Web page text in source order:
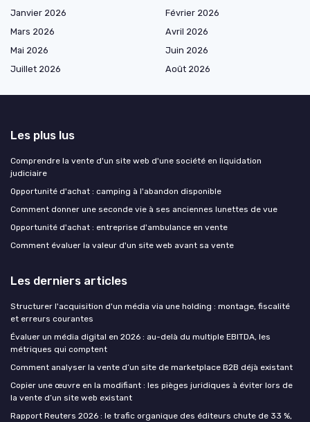
Janvier 2026
Février 2026
Mars 2026
Avril 2026
Mai 2026
Juin 2026
Juillet 2026
Août 2026
Les plus lus
Comprendre la vente d'un site web d'une société en liquidation
judiciaire
Opportunité d'achat : camping à l'abandon disponible
Comment donner une seconde vie à ses anciennes lunettes de vue
Opportunité d'achat : entreprise d'ambulance en vente
Comment évaluer la valeur d'un site web avant sa vente
Les derniers articles
Structurer l'acquisition d'un média via une holding : montage, fiscalité
et erreurs courantes
Évaluer un média digital en 2026 : au-delà du multiple EBITDA, les
métriques qui comptent
Comment analyser la vente d’un site de marketplace B2B déjà existant
Copier une œuvre en la modifiant : les pièges juridiques à éviter lors de
la vente d’un site web existant
Rapport Reuters 2026 : le trafic organique des éditeurs chute de 33 %,